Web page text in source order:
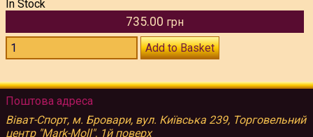
In Stock
735.00 грн
Add to Basket
Поштова адреса
Віват-Спорт, м. Бровари, вул. Київська 239, Торговельний
центр "Mark-Moll", 1й поверх